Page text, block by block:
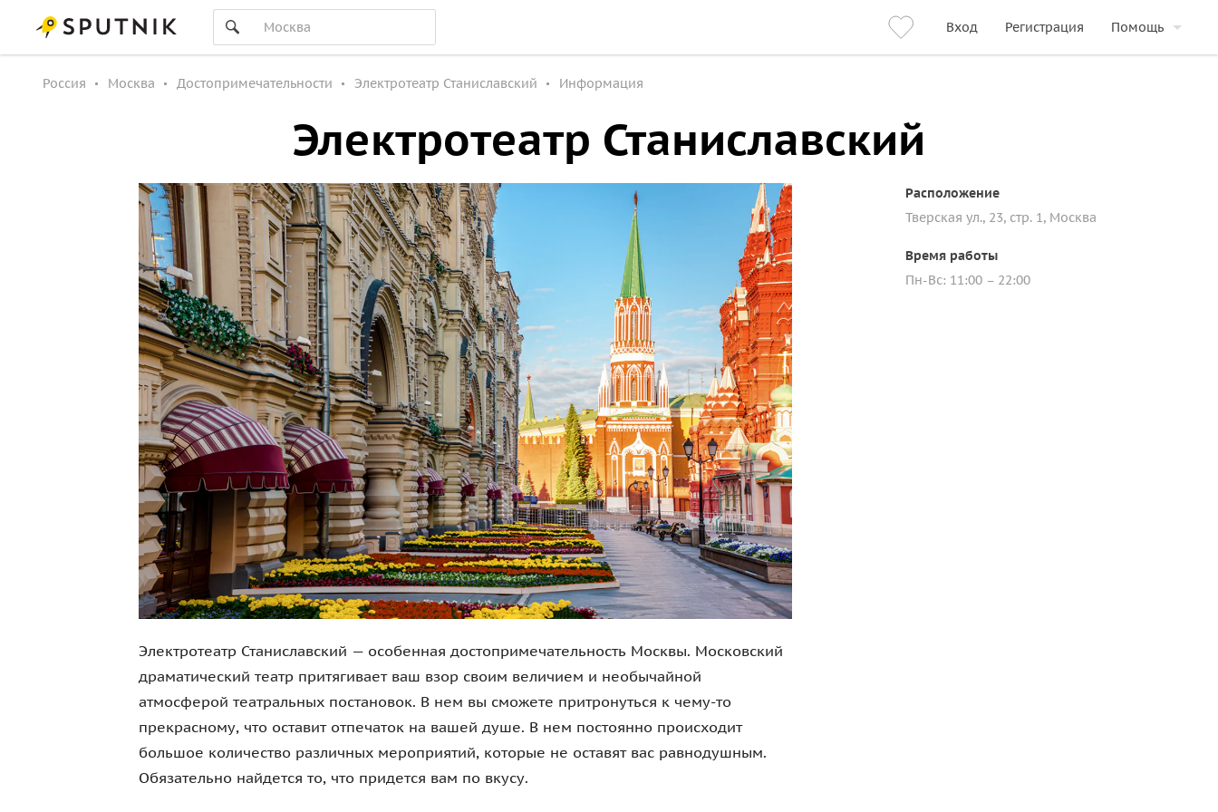
Вход Регистрация Помощь
Россия Москва Достопримечательности Электротеатр Станиславский Информация
Электротеатр Станиславский
Электротеатр Станиславский — особенная достопримечательность Москвы. Московский
драматический театр притягивает ваш взор своим величием и необычайной
атмосферой театральных постановок. В нем вы сможете притронуться к чему-то
прекрасному, что оставит отпечаток на вашей душе. В нем постоянно происходит
большое количество различных мероприятий, которые не оставят вас равнодушным.
Обязательно найдется то, что придется вам по вкусу.
Расположение
Тверская ул., 23, стр. 1, Москва
Время работы
Пн-Вс: 11:00 – 22:00